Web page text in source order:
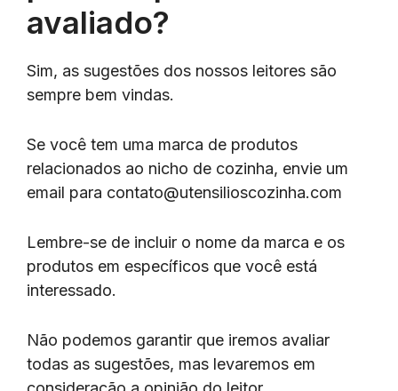
avaliado?
Sim, as sugestões dos nossos leitores são
sempre bem vindas.
Se você tem uma marca de produtos
relacionados ao nicho de cozinha, envie um
email para contato@utensilioscozinha.com
Lembre-se de incluir o nome da marca e os
produtos em específicos que você está
interessado.
Não podemos garantir que iremos avaliar
todas as sugestões, mas levaremos em